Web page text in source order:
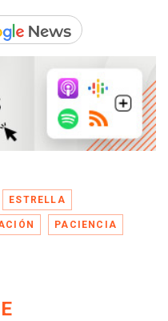
ESTRELLA
PACIENCIA